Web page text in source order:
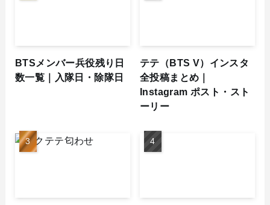
BTSメンバー兵役残り日
数一覧｜入隊日・除隊日
テテ（BTS V）インスタ
全投稿まとめ｜
Instagram ポスト・スト
ーリー